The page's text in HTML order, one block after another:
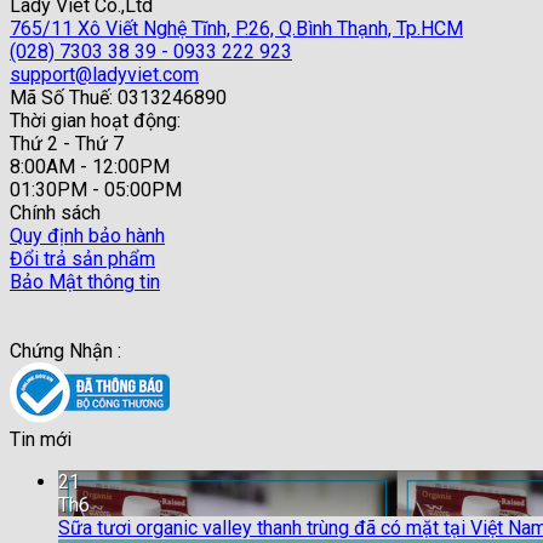
Lady Viet Co.,Ltd
765/11 Xô Viết Nghệ Tĩnh, P.26, Q.Bình Thạnh, Tp.HCM
(028) 7303 38 39 - 0933 222 923
support@ladyviet.com
Mã Số Thuế: 0313246890
Thời gian hoạt động:
Thứ 2 - Thứ 7
8:00AM - 12:00PM
01:30PM - 05:00PM
Chính sách
Quy định bảo hành
Đổi trả sản phẩm
Bảo Mật thông tin
Chứng Nhận :
Tin mới
21
Th6
Sữa tươi organic valley thanh trùng đã có mặt tại Việt